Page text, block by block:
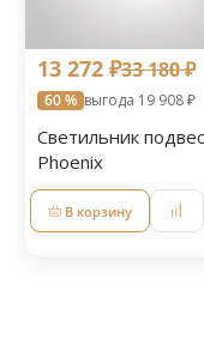
13 272 ₽33 180 ₽
60 % выгода 19 908 ₽
Светильник
Phoenix
В корзину